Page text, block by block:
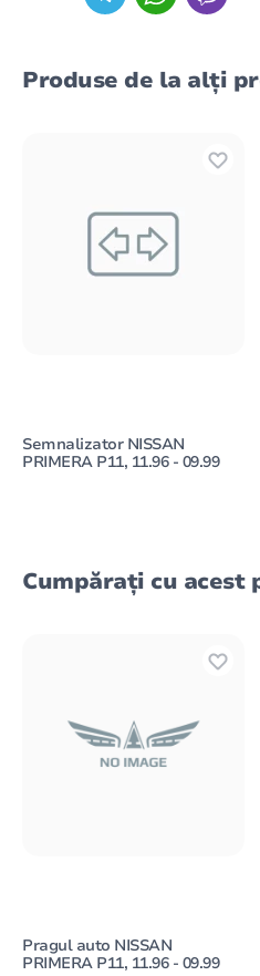
Produse de la alți
Semnalizator NISSAN
PRIMERA P11, 11.96 - 09.99
Cumpărați cu acest
Pragul auto NISSAN
PRIMERA P11, 11.96 - 09.99